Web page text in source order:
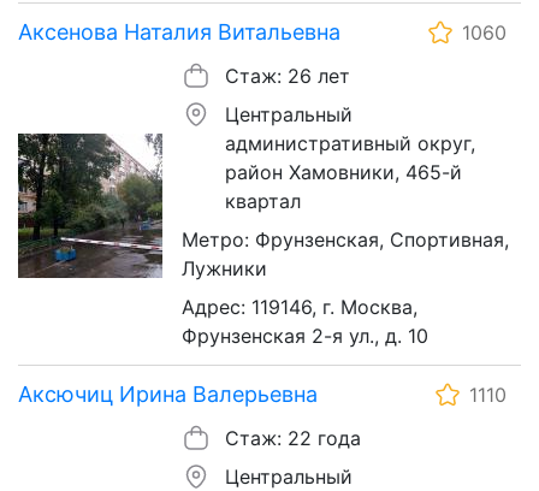
Аксенова Наталия Витальевна
1060
Стаж: 26 лет
Центральный
административный округ,
район Хамовники, 465-й
квартал
Метро: Фрунзенская, Спортивная,
Лужники
Адрес: 119146, г. Москва,
Фрунзенская 2-я ул., д. 10
Аксючиц Ирина Валерьевна
1110
Стаж: 22 года
Центральный